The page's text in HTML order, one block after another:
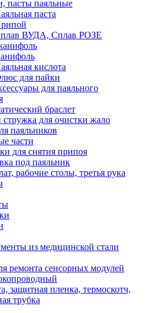
пасты паяльные
паста
ВУДА, Сплав РОЗЕ
кислота
для пайки
для паяльного
браслет
стружка для очистки жало
паяльников
части
для снятия припоя
под паяльник
рабочие столы, третья рука
из медицинской стали
ремонта сенсорных модулей
защитная пленка, термоскотч,
трубка